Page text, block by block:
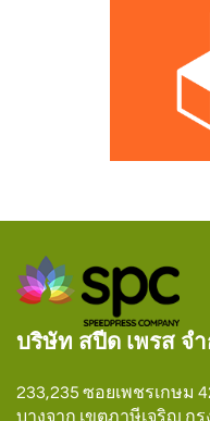
บริษัท สปีด เพรส จ
233,235 ซอยเพชรเกษม
บางจาก เขตภาษีเจริญ ก